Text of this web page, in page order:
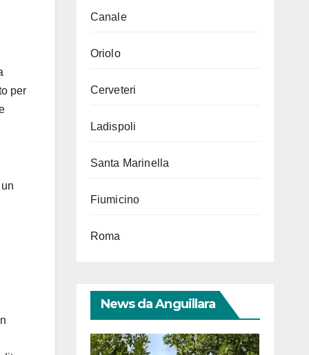
per
Canale
Oriolo
Cerveteri
Ladispoli
Santa Marinella
Fiumicino
Roma
News da Anguillara